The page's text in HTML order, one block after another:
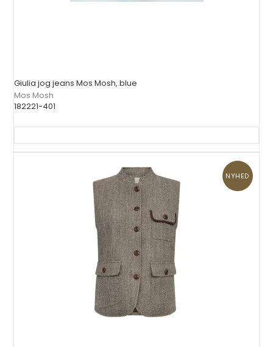
Giulia jog jeans Mos Mosh, blue
Mos Mosh
182221-401
NYHED